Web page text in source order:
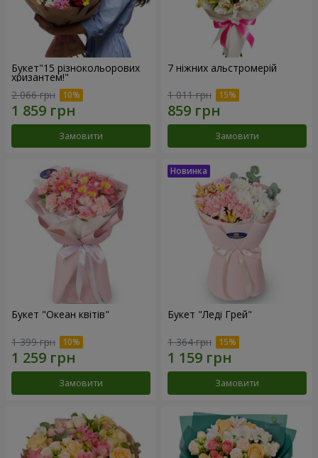
Букет"15 різнокольорових
хризантем!"
2 066 грн
Замовити
7 ніжних альстромерій
1 011 грн
Замовити
Букет "Океан квітів"
1 399 грн
Замовити
Букет "Леді Грей"
1 364 грн
Замовити